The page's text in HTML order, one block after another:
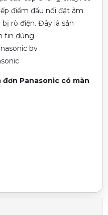
điểm đấu nối đặt âm
rò điện. Đây là sản
tin dùng
Panasonic có màn